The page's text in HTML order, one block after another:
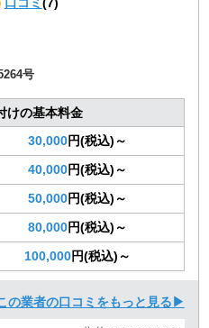
号
けの基本料金
30,000円(税込)～
40,000円(税込)～
50,000円(税込)～
80,000円(税込)～
100,000円(税込)～
の業者の口コミをもっと見る▶